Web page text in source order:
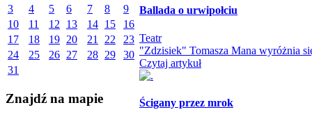
3
4 5 6 7 8
9
10
11 12 13 14 15
16
17
18 19 20 21 22
23
24
25 26 27 28 29
30
31
Znajdź na mapie
Ballada o urwipołciu
Teatr
"Zdzisiek" Tomasza Mana wyróżnia
Czytaj artykuł
Ścigany przez mrok